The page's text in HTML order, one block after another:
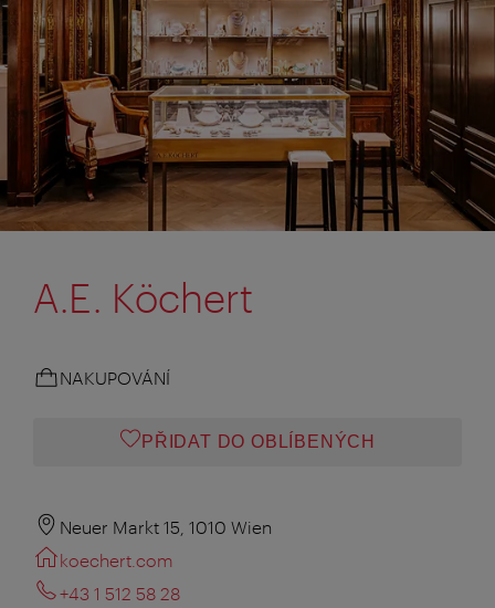
A.E. Köchert
NAKUPOVÁNÍ
PŘIDAT DO OBLÍBENÝCH
Neuer Markt 15, 1010 Wien
koechert.com
+43 1 512 58 28